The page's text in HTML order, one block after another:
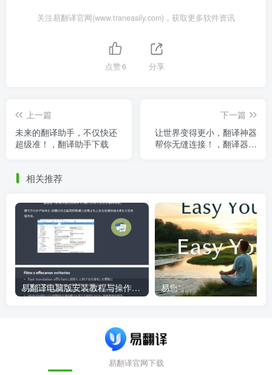
关注易翻译官网(www.traneasily.com)，获取更多软件资讯
点赞6 分享
上一篇
未来的翻译助手，不仅快还
超级准！，翻译助手下载
下一篇
让世界变得更小，翻译神器
帮你无缝连接！，翻译器的
相关推荐
易翻译电脑版安装教程与操作指南 易您”。
易翻译官网下载